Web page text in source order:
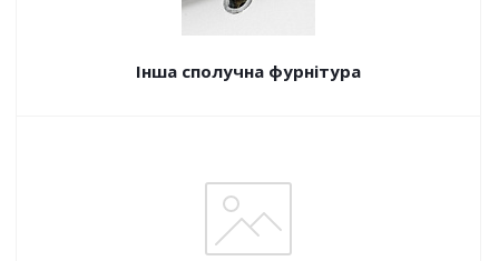
Інша сполучна фурнітура